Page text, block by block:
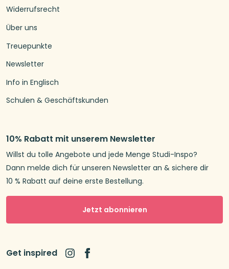
Widerrufsrecht
Über uns
Treuepunkte
Newsletter
Info in Englisch
Schulen & Geschäftskunden
10% Rabatt mit unserem Newsletter
Willst du tolle Angebote und jede Menge Studi-Inspo?
Dann melde dich für unseren Newsletter an & sichere dir
10 % Rabatt auf deine erste Bestellung.
Jetzt abonnieren
Get inspired